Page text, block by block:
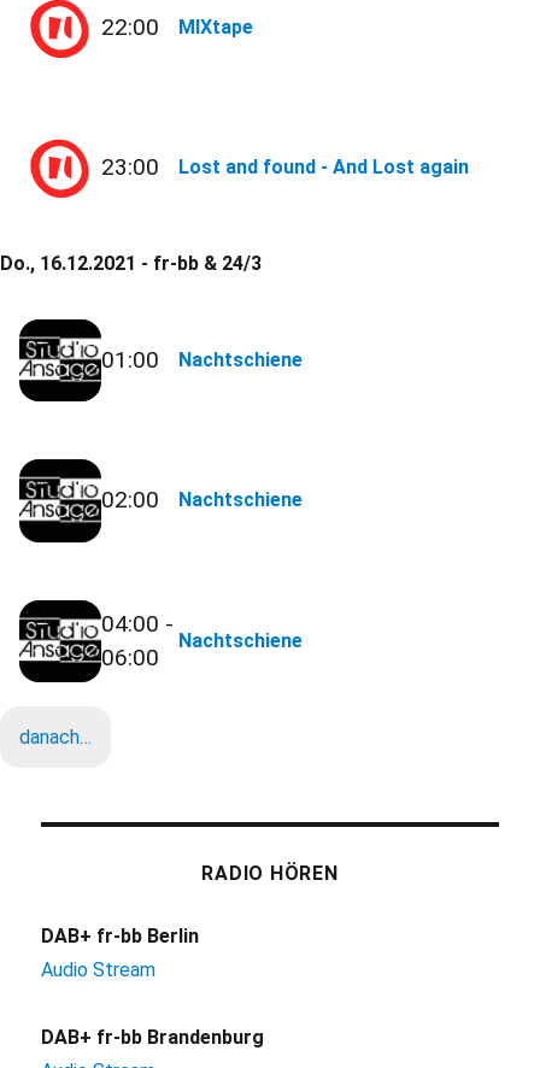
22:00 MIXtape
23:00 Lost and found - And Lost again
Do., 16.12.2021 - fr-bb & 24/3
01:00 Nachtschiene
02:00 Nachtschiene
04:00 -
06:00
Nachtschiene
danach…
RADIO HÖREN
DAB+ fr-bb Berlin
Audio Stream
DAB+ fr-bb Brandenburg